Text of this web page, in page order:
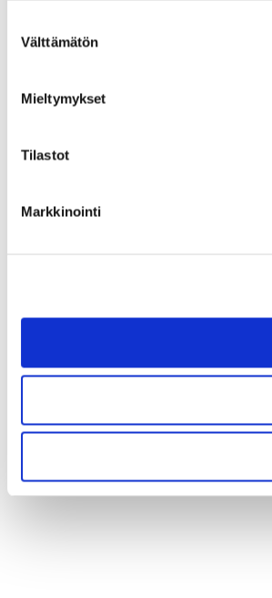
valinta
Välttämätön
Mieltymykset
Tilastot
Markkinointi